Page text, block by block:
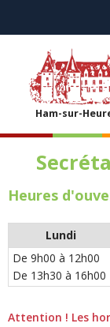
Ham-sur-
Heures
Lundi
De 9h00 à 12h00
De 13h30 à 16h00
Attention ! Les